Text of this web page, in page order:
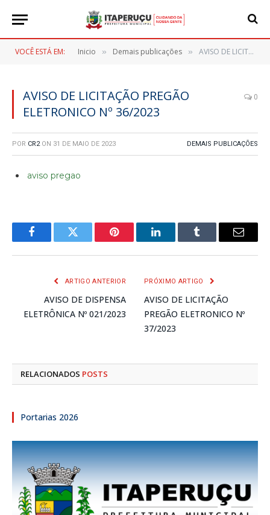
VOCÊ ESTÁ EM: Inicio » Demais publicações » AVISO DE LICITAÇÃO PREGÃO ELETRONICO Nº 36/2023
AVISO DE LICITAÇÃO PREGÃO
ELETRONICO Nº 36/2023
0
POR CR2 ON 31 DE MAIO DE 2023 DEMAIS PUBLICAÇÕES
aviso pregao
FacebookTwitter Pinterest LinkedInTumblr
E-
ARTIGO ANTERIOR
AVISO DE DISPENSA
ELETRÔNICA Nº 021/2023
PRÓXIMO ARTIGO
AVISO DE LICITAÇÃO
PREGÃO ELETRONICO Nº
37/2023
RELACIONADOS POSTS
Portarias 2026